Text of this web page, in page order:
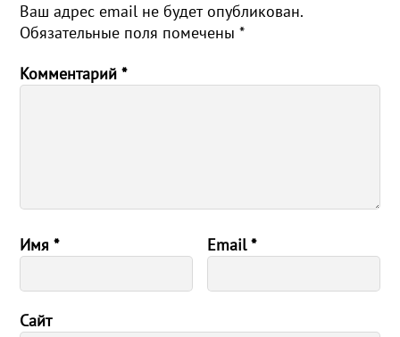
Ваш адрес email не будет опубликован.
Обязательные поля помечены*
Комментарий*
Имя* Email*
Сайт